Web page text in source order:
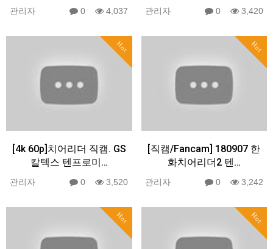
관리자 0 4,037 관리자 0 3,420
Hot
[4k 60p]치어리더 직캠. GS
칼텍스 텐프로미…
관리자 0 3,520
Hot
[직캠/Fancam] 180907 한
화치어리더2 텐…
관리자 0 3,242
Hot Hot